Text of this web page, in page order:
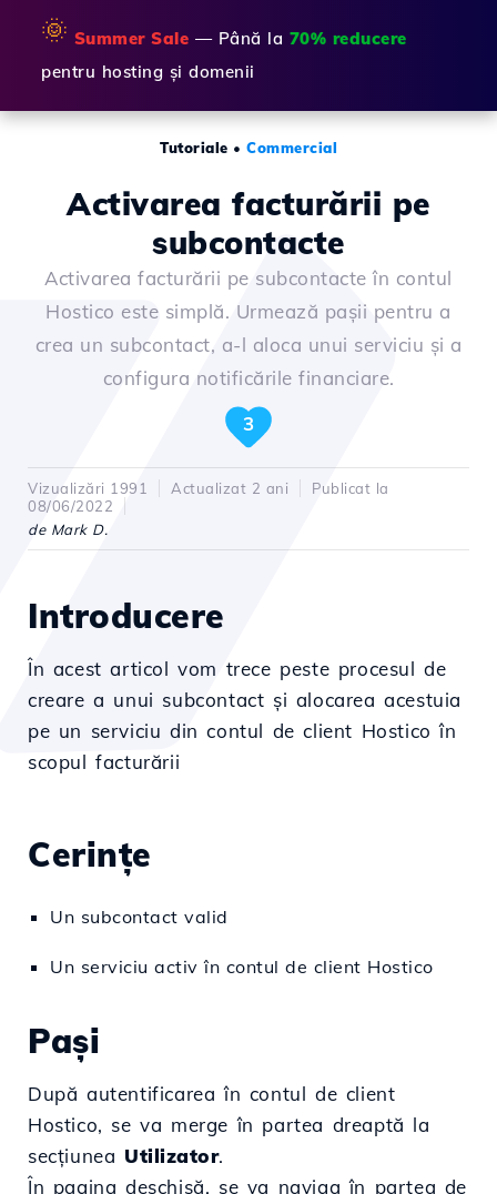
🌞 Summer Sale — Până la 70% reducere
pentru hosting și domenii
Tutoriale • Commercial
Activarea facturării pe
subcontacte
Activarea facturării pe subcontacte în contul
Hostico este simplă. Urmează pașii pentru a
crea un subcontact, a-l aloca unui serviciu și a
configura notificările financiare.
3
Vizualizări 1991 Actualizat 2 ani
Publicat la
08/06/2022
de Mark D.
Introducere
În acest articol vom trece peste procesul de
creare a unui subcontact și alocarea acestuia
pe un serviciu din contul de client Hostico în
scopul facturării
Cerințe
Un subcontact valid
Un serviciu activ în contul de client Hostico
Pași
După autentificarea în contul de client
Hostico, se va merge în partea dreaptă la
secțiunea Utilizator.
În pagina deschisă, se va naviga în partea de